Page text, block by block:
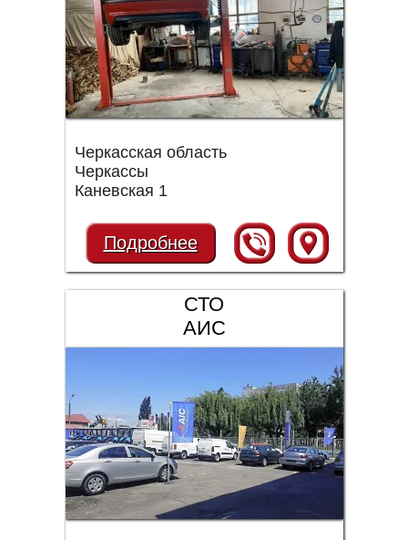
Черкасская область
Черкассы
Каневская 1
Подробнее
СТО
АИС